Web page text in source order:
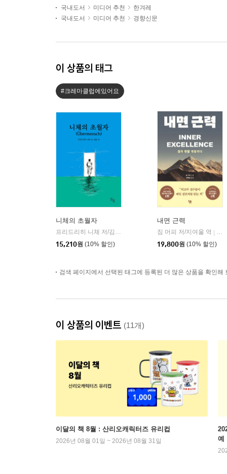
국내도서 미디어 추천
한겨레
국내도서
미디어 추천 경향신문
이 상품의 태그
#크레마클럽에있어요
니체의 초월자
프리드리히 니체 저/김철 편역
15,210원 (10% 할인)
내면 근력
짐 머피 저/지여울 역
윌
19,800원 (10% 할인)
검색 페이지에서 선택된 태그에 등록된 더 많은 상품을 확인해
이 상품의 이벤트 (11개)
이달의 책 8월 : 산리오캐릭터즈 유리컵
2026년 08월 01일 ~ 2026년 08월 31일
예